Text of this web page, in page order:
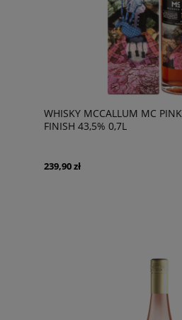
WHISKY MCCALLUM MC
FINISH 43,5% 0,7L
239,90 zł